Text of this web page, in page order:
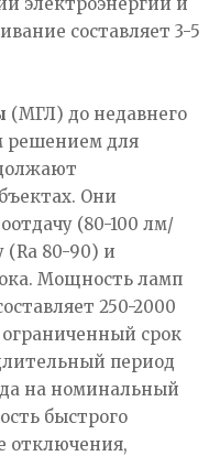
составляет 3-5
(МГЛ) до недавнего
решением для
Они
(80-100 лм/
(Ra 80-90) и
Мощность ламп
250-2000
срок
период
на номинальный
быстрого
отключения,